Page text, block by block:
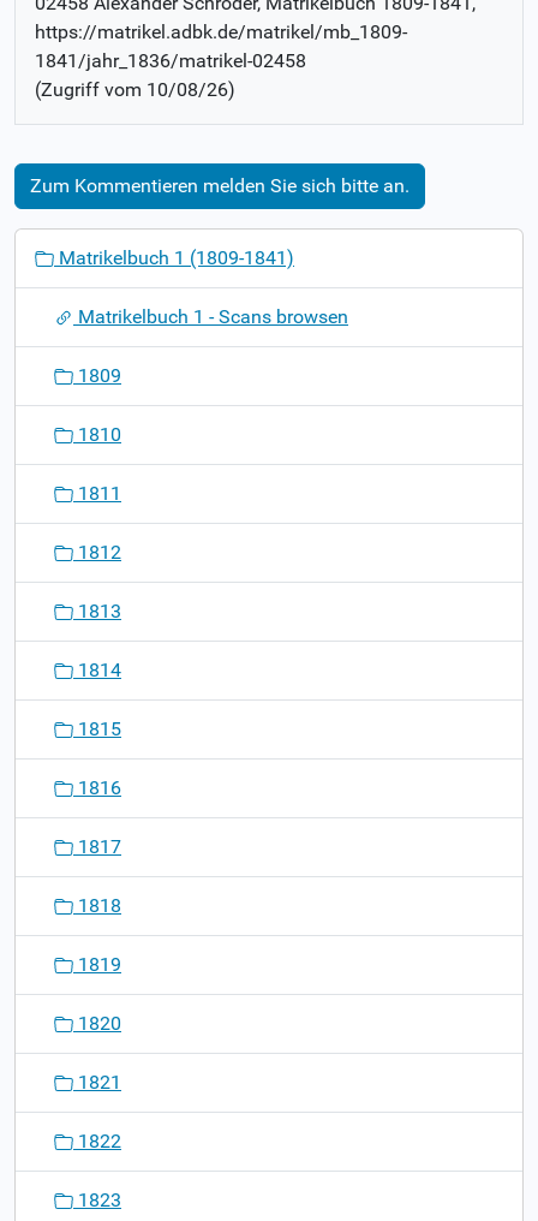
https://matrikel.adbk.de/matrikel/mb_1809-
1841/jahr_1836/matrikel-02458
(Zugriff vom 10/08/26)
Zum Kommentieren melden Sie sich bitte an.
o
Matrikelbuch 1 (1809-1841)
Matrikelbuch 1 - Scans browsen
1809
1810
1811
1812
1813
1814
1815
1816
1817
1818
1819
1820
1821
1822
1823